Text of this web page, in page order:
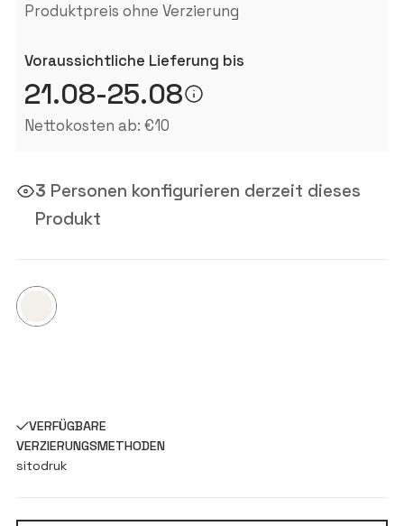
Produktpreis ohne Verzierung
Voraussichtliche Lieferung bis
21.08-25.08
Nettokosten ab: €10
3 Personen konfigurieren derzeit dieses
Produkt
VERFÜGBARE
VERZIERUNGSMETHODEN
sitodruk